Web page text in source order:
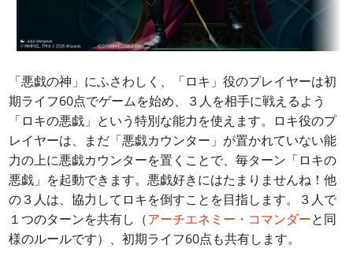
「悪戯の神」にふさわしく、「ロキ」役のプレイヤーは初
期ライフ60点でゲームを始め、３人を相手に戦えるよう
「ロキの悪戯」という特別な能力を使えます。ロキ役のプ
レイヤーは、まだ「悪戯カウンター」が置かれていない能
力の上に悪戯カウンターを置くことで、毎ターン「ロキの
悪戯」を起動できます。悪戯好きにはたまりませんね！他
の３人は、協力してロキを倒すことを目指します。３人で
１つのターンを共有し（アーチエネミー・コマンダーと同
様のルールです）、初期ライフ60点も共有します。